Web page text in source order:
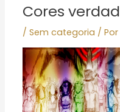
Cores
/Sem categoria /